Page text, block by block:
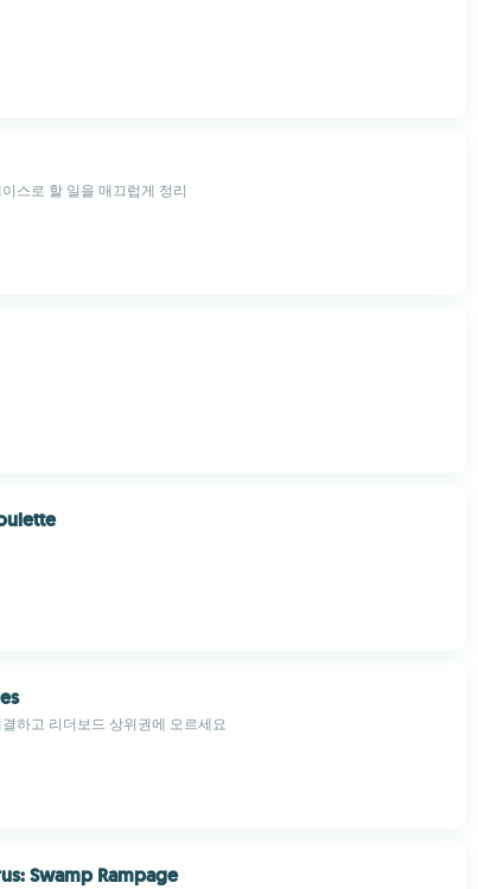
스로 할 일을 매끄럽게 정리
하고 리더보드 상위권에 오르세요
Swamp Rampage